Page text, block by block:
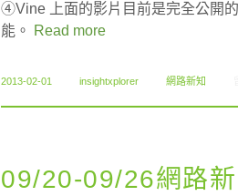
④Vine 上面的影片目前是完全公開
能。
Read more
2013-02-01 insightxplorer 網路新知
09/20-09/26網路新